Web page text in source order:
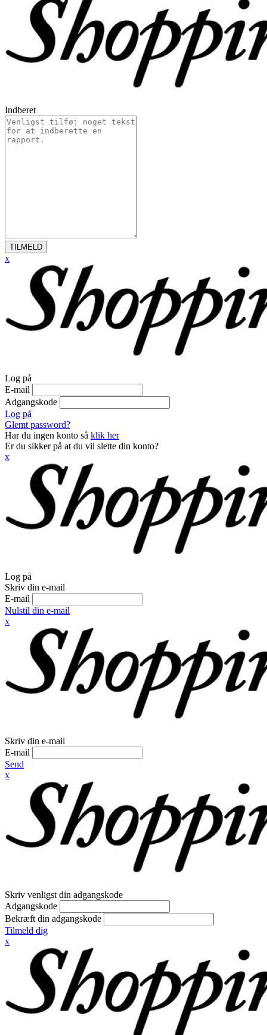
Indberet
TILMELD
x
Log på
E-mail
Adgangskode
Log på
Glemt password?
Har du ingen konto så klik her
Er du sikker på at du vil slette din konto?
x
Log på
Skriv din e-mail
E-mail
Nulstil din e-mail
x
Skriv din e-mail
E-mail
Send
x
Skriv venligst din adgangskode
Adgangskode
Bekræft din adgangskode
Tilmeld dig
x